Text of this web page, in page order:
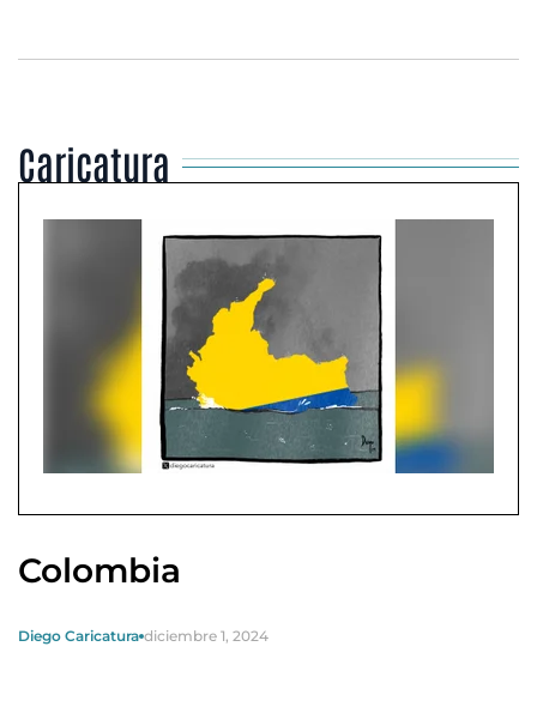
Caricatura
Colombia
Diego Caricatura diciembre 1, 2024